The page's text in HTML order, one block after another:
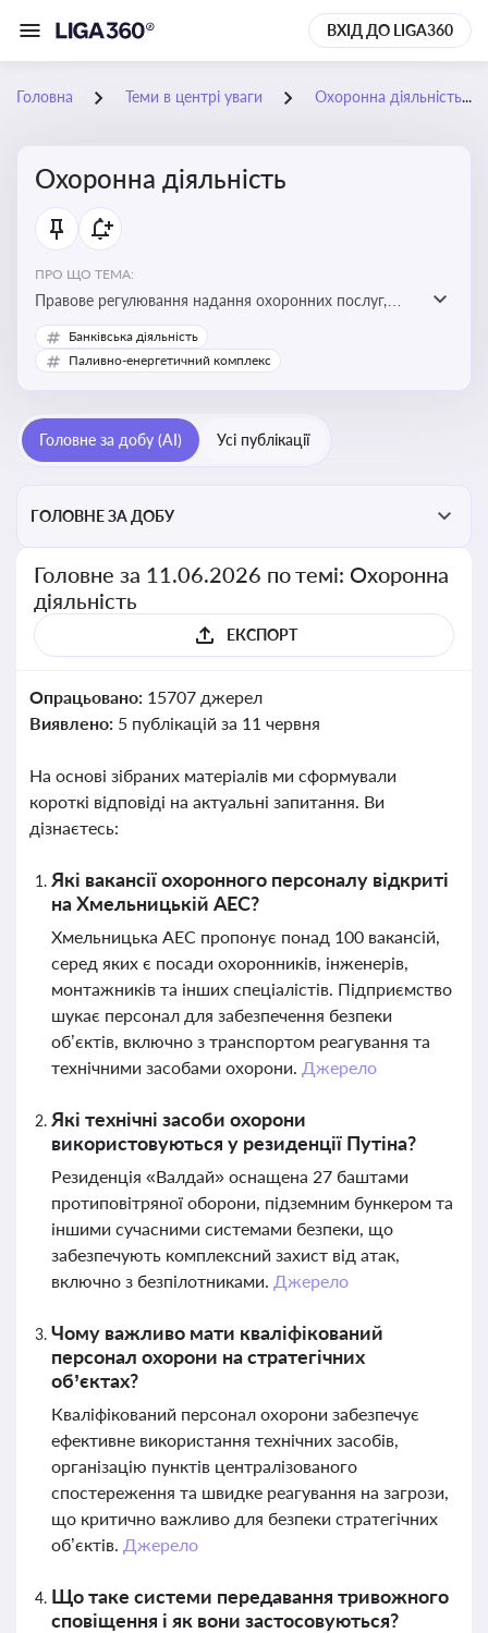
ВХІД ДО LIGA360
Головна Теми в центрі уваги Охоронна діяльність
Охоронна діяльність
ПРО ЩО ТЕМА:
Правове регулювання надання охоронних послуг,
вимоги до ліцензування, персоналу, технічних засобів
охорони та організації пультової й фізичної охорони
Банківська діяльність
Паливно-енергетичний комплекс
Головне за добу (AI) Усі публікації
ГОЛОВНЕ ЗА ДОБУ
Головне за 11.06.2026 по темі: Охоронна
діяльність
ЕКСПОРТ
Опрацьовано: 15707 джерел
Виявлено: 5 публікацій за 11 червня
На основі зібраних матеріалів ми сформували
короткі відповіді на актуальні запитання. Ви
дізнаєтесь:
Які вакансії охоронного персоналу відкриті
на Хмельницькій АЕС?
Хмельницька АЕС пропонує понад 100 вакансій,
серед яких є посади охоронників, інженерів,
монтажників та інших спеціалістів. Підприємство
шукає персонал для забезпечення безпеки
об’єктів, включно з транспортом реагування та
технічними засобами охорони. Джерело
Які технічні засоби охорони
використовуються у резиденції Путіна?
Резиденція «Валдай» оснащена 27 баштами
протиповітряної оборони, підземним бункером та
іншими сучасними системами безпеки, що
забезпечують комплексний захист від атак,
включно з безпілотниками. Джерело
Чому важливо мати кваліфікований
персонал охорони на стратегічних
об’єктах?
Кваліфікований персонал охорони забезпечує
ефективне використання технічних засобів,
організацію пунктів централізованого
спостереження та швидке реагування на загрози,
що критично важливо для безпеки стратегічних
об’єктів. Джерело
Що таке системи передавання тривожного
сповіщення і як вони застосовуються?